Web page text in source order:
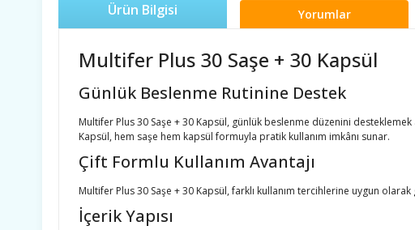
Ürün Bilgisi Yorumlar
Multifer Plus 30 Saşe + 30 Kapsül
Günlük Beslenme Rutinine Destek
Multifer Plus 30 Saşe + 30 Kapsül, günlük beslenme düzenini
Kapsül, hem saşe hem kapsül formuyla pratik kullanım imkânı sunar.
Çift Formlu Kullanım Avantajı
Multifer Plus 30 Saşe + 30 Kapsül, farklı kullanım tercihlerine uygun
İçerik Yapısı